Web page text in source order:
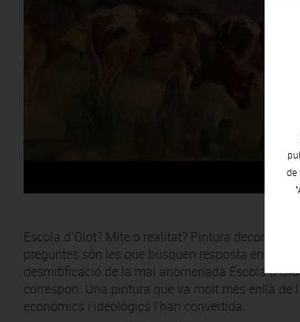
Escola d’Olot? Mite o realitat? Pintura
preguntes són les que busquen resposta en
desmitificació de la mal anomenada Escola
correspon. Una pintura que va molt més enllà de
econòmics i ideològics l’han convertida.
de